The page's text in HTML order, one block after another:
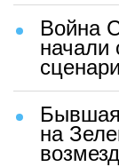
Война
начали
Бывшая
на